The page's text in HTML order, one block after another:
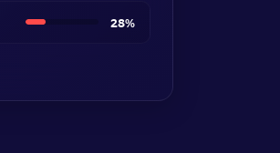
28%